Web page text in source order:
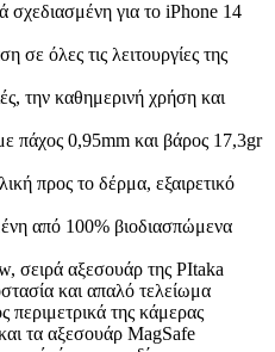
σχεδιασμένη για το iPhone 14
όλες τις λειτουργίες της
την καθημερινή χρήση και
πάχος 0,95mm και βάρος 17,3gr
προς το δέρμα, εξαιρετικό
από 100% βιοδιασπώμενα
σειρά αξεσουάρ της PItaka
και απαλό τελείωμα
περιμετρικά της κάμερας
τα αξεσουάρ MagSafe